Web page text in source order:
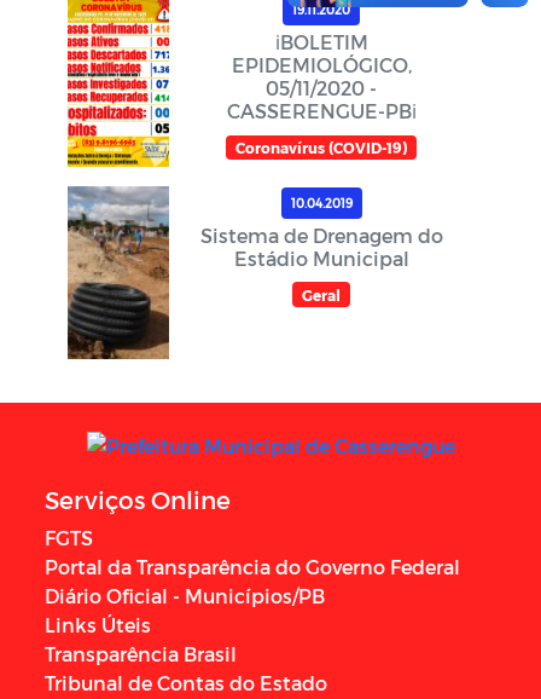
19.11.2020
ℹ️BOLETIM
EPIDEMIOLÓGICO,
05/11/2020 -
CASSERENGUE-PBℹ️
Coronavírus (COVID-19)
10.04.2019
Sistema de Drenagem do
Estádio Municipal
Geral
Serviços Online
FGTS
Portal da Transparência do Governo Federal
Diário Oficial - Municípios/PB
Links Úteis
Transparência Brasil
Tribunal de Contas do Estado